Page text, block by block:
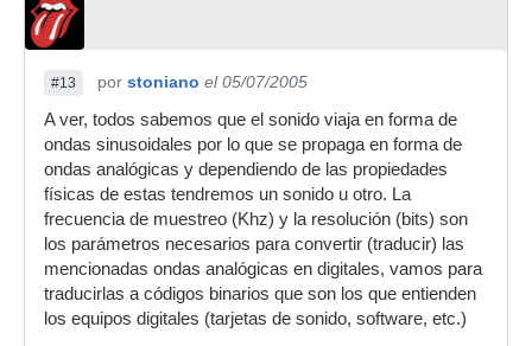
#13 por stoniano el 05/07/2005
A ver, todos sabemos que el sonido viaja en forma de
ondas sinusoidales por lo que se propaga en forma de
ondas analógicas y dependiendo de las propiedades
físicas de estas tendremos un sonido u otro. La
frecuencia de muestreo (Khz) y la resolución (bits) son
los parámetros necesarios para convertir (traducir) las
mencionadas ondas analógicas en digitales, vamos para
traducirlas a códigos binarios que son los que entienden
los equipos digitales (tarjetas de sonido, software, etc.)